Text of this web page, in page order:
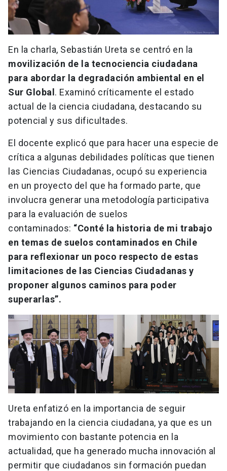
En la charla, Sebastián Ureta se centró en la
movilización de la tecnociencia ciudadana
para abordar la degradación ambiental en el
Sur Global. Examinó críticamente el estado
actual de la ciencia ciudadana, destacando su
potencial y sus dificultades.
El docente explicó que para hacer una especie de
crítica a algunas debilidades políticas que tienen
las Ciencias Ciudadanas, ocupó su experiencia
en un proyecto del que ha formado parte, que
involucra generar una metodología participativa
para la evaluación de suelos
contaminados: “Conté la historia de mi trabajo
en temas de suelos contaminados en Chile
para reflexionar un poco respecto de estas
limitaciones de las Ciencias Ciudadanas y
proponer algunos caminos para poder
superarlas”.
Ureta enfatizó en la importancia de seguir
trabajando en la ciencia ciudadana, ya que es un
movimiento con bastante potencia en la
actualidad, que ha generado mucha innovación al
permitir que ciudadanos sin formación puedan